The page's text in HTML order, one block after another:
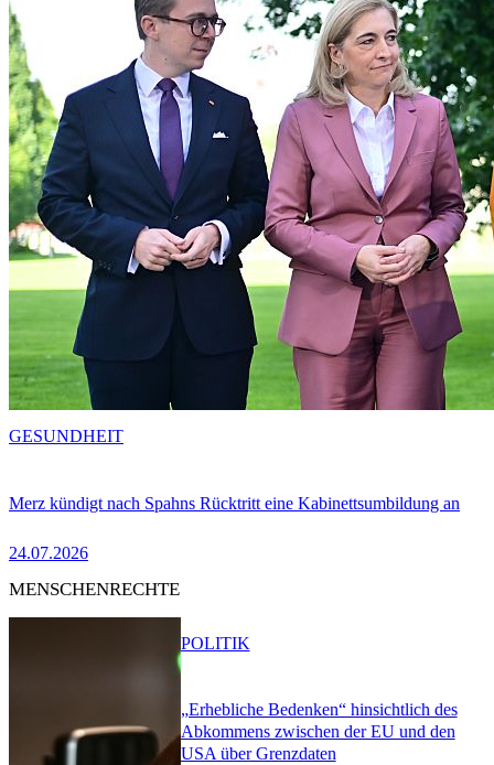
Merz kündigt nach Spahns Rücktritt eine Kabinettsumbildung an
24.07.2026
GESUNDHEIT
MENSCHENRECHTE
„Erhebliche Bedenken“ hinsichtlich des
Abkommens zwischen der EU und den
USA über Grenzdaten
POLITIK